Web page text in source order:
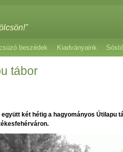
beszédek Kiadványaink Sóstó
tábor
két hétig a hagyományos Útilapu